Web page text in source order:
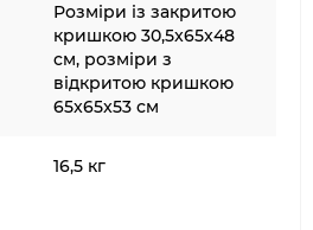
Розміри із закритою
кришкою 30,5x65x48
см, розміри з
відкритою кришкою
65x65x53 см
16,5 кг